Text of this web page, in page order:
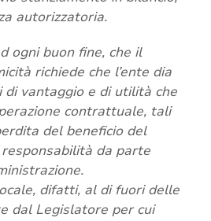
autorizzatoria.
ogni buon fine, che il
richiede che l’ente dia
di vantaggio e di utilità che
contrattuale, tali
del beneficio del
da parte
difatti, al di fuori delle
dal Legislatore per cui